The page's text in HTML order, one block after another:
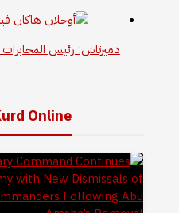
دميرتاش: رئيس المخابرات
Online